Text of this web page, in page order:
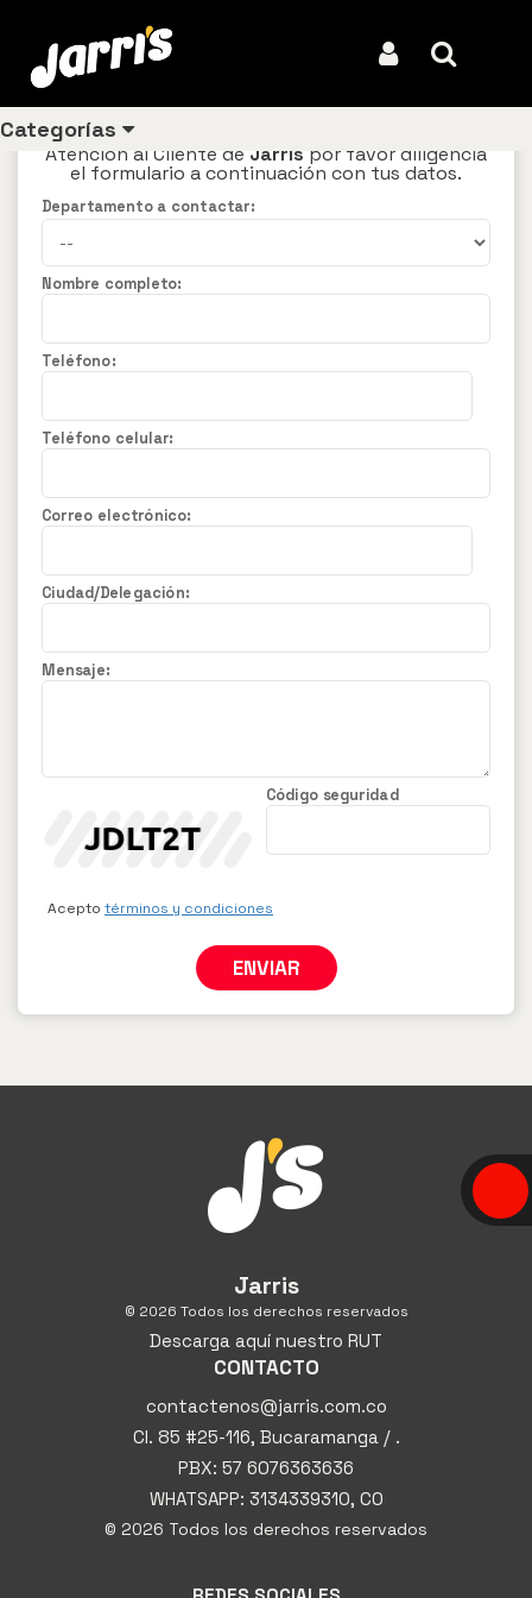
Categorías
Solicitud contacto
Si deseas comunicarte con nuestro Centro de
Atención al Cliente de Jarris por favor diligencia
el formulario a continuación con tus datos.
Departamento a contactar:
Nombre completo:
Teléfono:
Teléfono celular:
Correo electrónico:
Ciudad/Delegación:
Mensaje:
Código seguridad
Acepto términos y condiciones
ENVIAR
Jarris
© 2026 Todos los derechos reservados
Descarga aquí nuestro RUT
CONTACTO
contactenos@jarris.com.co
Cl. 85 #25-116, Bucaramanga / .
PBX: 57 6076363636
WHATSAPP: 3134339310, CO
© 2026 Todos los derechos reservados
los
productos
más
vendidos
Pollo
Ligeros
Hamburguesas
Acompañantes
Especiales
infantil